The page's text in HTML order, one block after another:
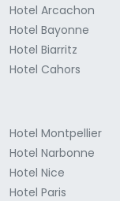
Hotel Arcachon
Hotel Bayonne
Hotel Biarritz
Hotel Cahors
Hotel Montpellier
Hotel Narbonne
Hotel Nice
Hotel Paris